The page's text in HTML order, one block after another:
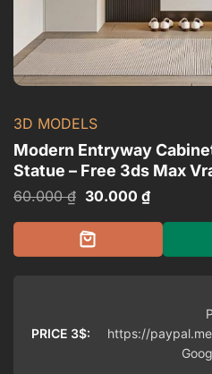
3D MODELS
Modern Entryway
Statue – Free 3ds Max
60.000₫ Giá
là:
60.000 ₫.
30.000 ₫Giá
hiện
tại
30.000
PRICE 3$:
https://